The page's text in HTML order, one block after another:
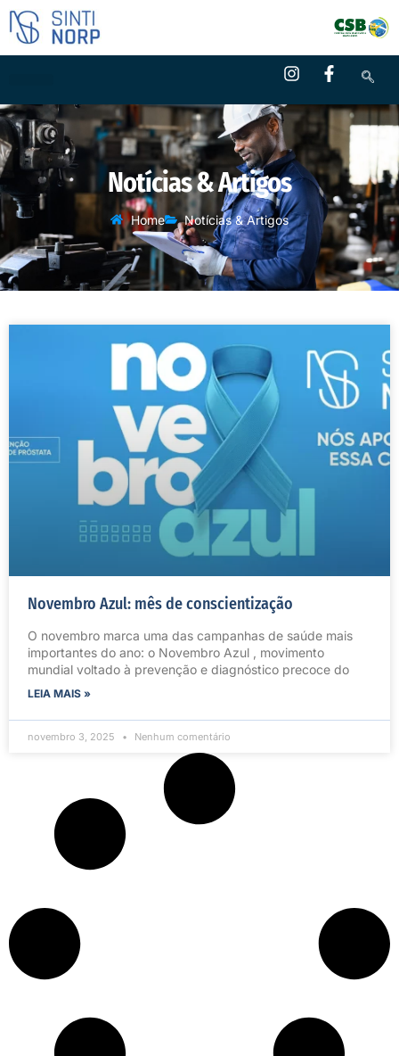
Notícias & Artigos
Home Notícias & Artigos
Novembro Azul: mês de conscientização
O novembro marca uma das campanhas de saúde mais
importantes do ano: o Novembro Azul , movimento
mundial voltado à prevenção e diagnóstico precoce do
LEIA MAIS »
novembro 3, 2025 Nenhum comentário